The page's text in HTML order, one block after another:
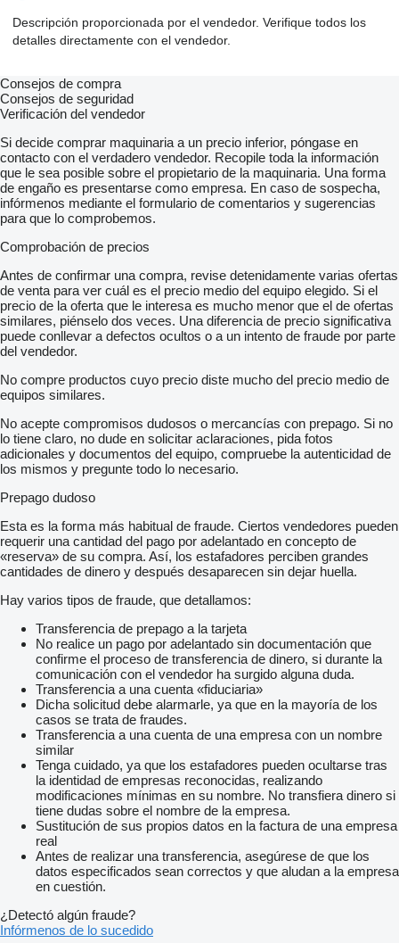
Descripción proporcionada por el vendedor. Verifique todos los
detalles directamente con el vendedor.
Consejos de compra
Consejos de seguridad
Verificación del vendedor
Si decide comprar maquinaria a un precio inferior, póngase en
contacto con el verdadero vendedor. Recopile toda la información
que le sea posible sobre el propietario de la maquinaria. Una forma
de engaño es presentarse como empresa. En caso de sospecha,
infórmenos mediante el formulario de comentarios y sugerencias
para que lo comprobemos.
Comprobación de precios
Antes de confirmar una compra, revise detenidamente varias ofertas
de venta para ver cuál es el precio medio del equipo elegido. Si el
precio de la oferta que le interesa es mucho menor que el de ofertas
similares, piénselo dos veces. Una diferencia de precio significativa
puede conllevar a defectos ocultos o a un intento de fraude por parte
del vendedor.
No compre productos cuyo precio diste mucho del precio medio de
equipos similares.
No acepte compromisos dudosos o mercancías con prepago. Si no
lo tiene claro, no dude en solicitar aclaraciones, pida fotos
adicionales y documentos del equipo, compruebe la autenticidad de
los mismos y pregunte todo lo necesario.
Prepago dudoso
Esta es la forma más habitual de fraude. Ciertos vendedores pueden
requerir una cantidad del pago por adelantado en concepto de
«reserva» de su compra. Así, los estafadores perciben grandes
cantidades de dinero y después desaparecen sin dejar huella.
Hay varios tipos de fraude, que detallamos:
Transferencia de prepago a la tarjeta
No realice un pago por adelantado sin documentación que
confirme el proceso de transferencia de dinero, si durante la
comunicación con el vendedor ha surgido alguna duda.
Transferencia a una cuenta «fiduciaria»
Dicha solicitud debe alarmarle, ya que en la mayoría de los
casos se trata de fraudes.
Transferencia a una cuenta de una empresa con un nombre
similar
Tenga cuidado, ya que los estafadores pueden ocultarse tras
la identidad de empresas reconocidas, realizando
modificaciones mínimas en su nombre. No transfiera dinero si
tiene dudas sobre el nombre de la empresa.
Sustitución de sus propios datos en la factura de una empresa
real
Antes de realizar una transferencia, asegúrese de que los
datos especificados sean correctos y que aludan a la empresa
en cuestión.
¿Detectó algún fraude?
Infórmenos de lo sucedido